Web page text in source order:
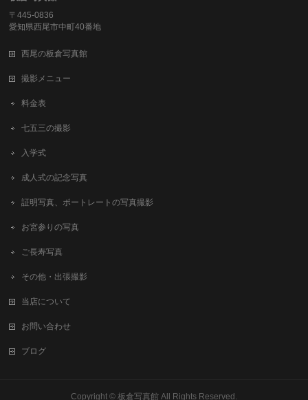
〒445-0836
愛知県西尾市中町40番地
西尾の板倉写真館
撮影メニュー
料金表
七五三の撮影
入学式
成人式の記念写真
証明写真、ポートレートの写真撮影
お宮参りの写真
ご長寿写真
その他・出張撮影
当店について
お問い合わせ
ブログ
Copyright © 板倉写真館All Rights Reserved.